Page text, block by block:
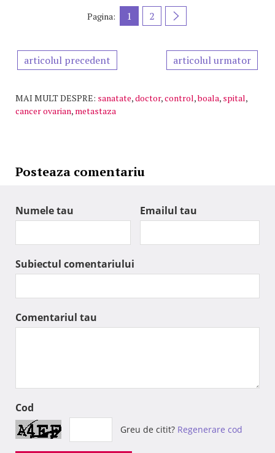
Pagina: 1 2
articolul precedent articolul urmator
MAI MULT DESPRE: sanatate,doctor,control,boala, spital,
cancer ovarian, metastaza
Posteaza comentariu
Numele tau Emailul tau
Subiectul comentariului
Comentariul tau
Cod
Greu de citit? Regenerare cod